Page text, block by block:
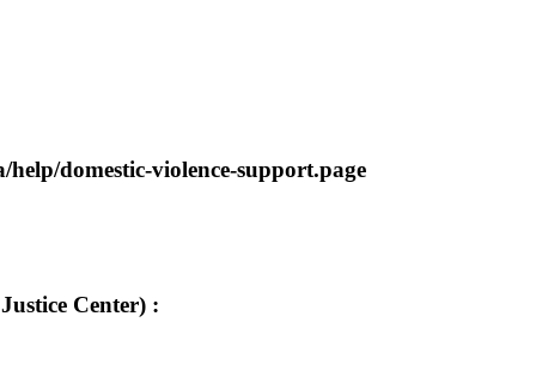
domestic-violence-support.page
Center) :